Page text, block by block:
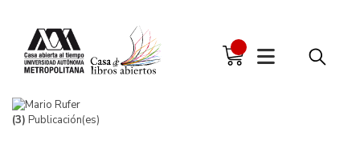
(3) Publicación(es)